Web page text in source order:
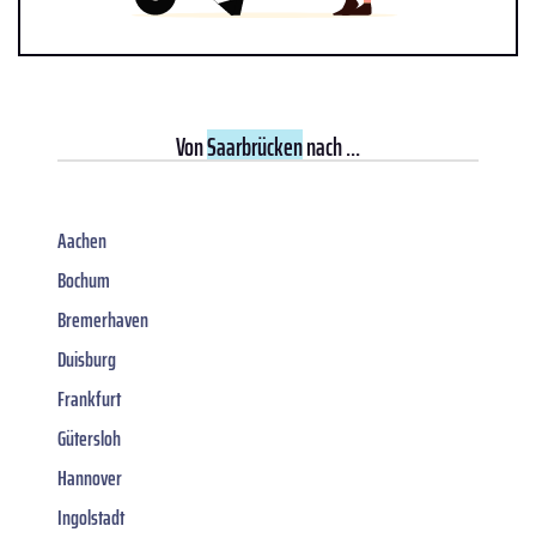
VonSaarbrückennach ...
Aachen
Bochum
Bremerhaven
Duisburg
Frankfurt
Gütersloh
Hannover
Ingolstadt